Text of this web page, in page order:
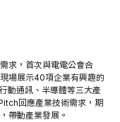
求，首次與電電公會合
場展示40項企業有興趣的
動通訊、半導體等三大產
回應產業技術需求，期
帶動產業發展。